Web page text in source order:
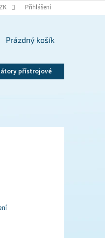
ZÁSADY OCHRANY OSOBNÍCH
Přihlášení
NÁKUPNÍ
Prázdný košík
přístrojové